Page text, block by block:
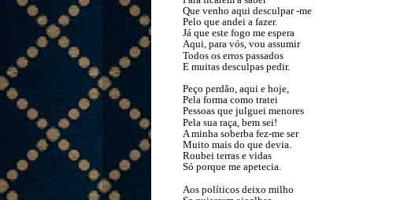
Que venho aqui desculpar -me
Pelo que andei a fazer.
Já que este fogo me espera
Aqui, para vós, vou assumir
Todos os erros passados
E muitas desculpas pedir.
Peço perdão, aqui e hoje,
Pela forma como tratei
Pessoas que julguei menores
Pela sua raça, bem sei!
A minha soberba fez-me ser
Muito mais do que devia.
Roubei terras e vidas
Só porque me apetecia.
Aos políticos deixo milho